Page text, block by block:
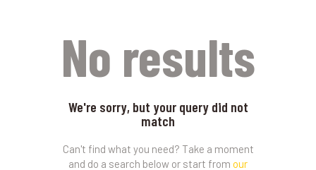
No results
We're sorry, but your query did not
match
Can't find what you need? Take a moment
and do a search below or start from our